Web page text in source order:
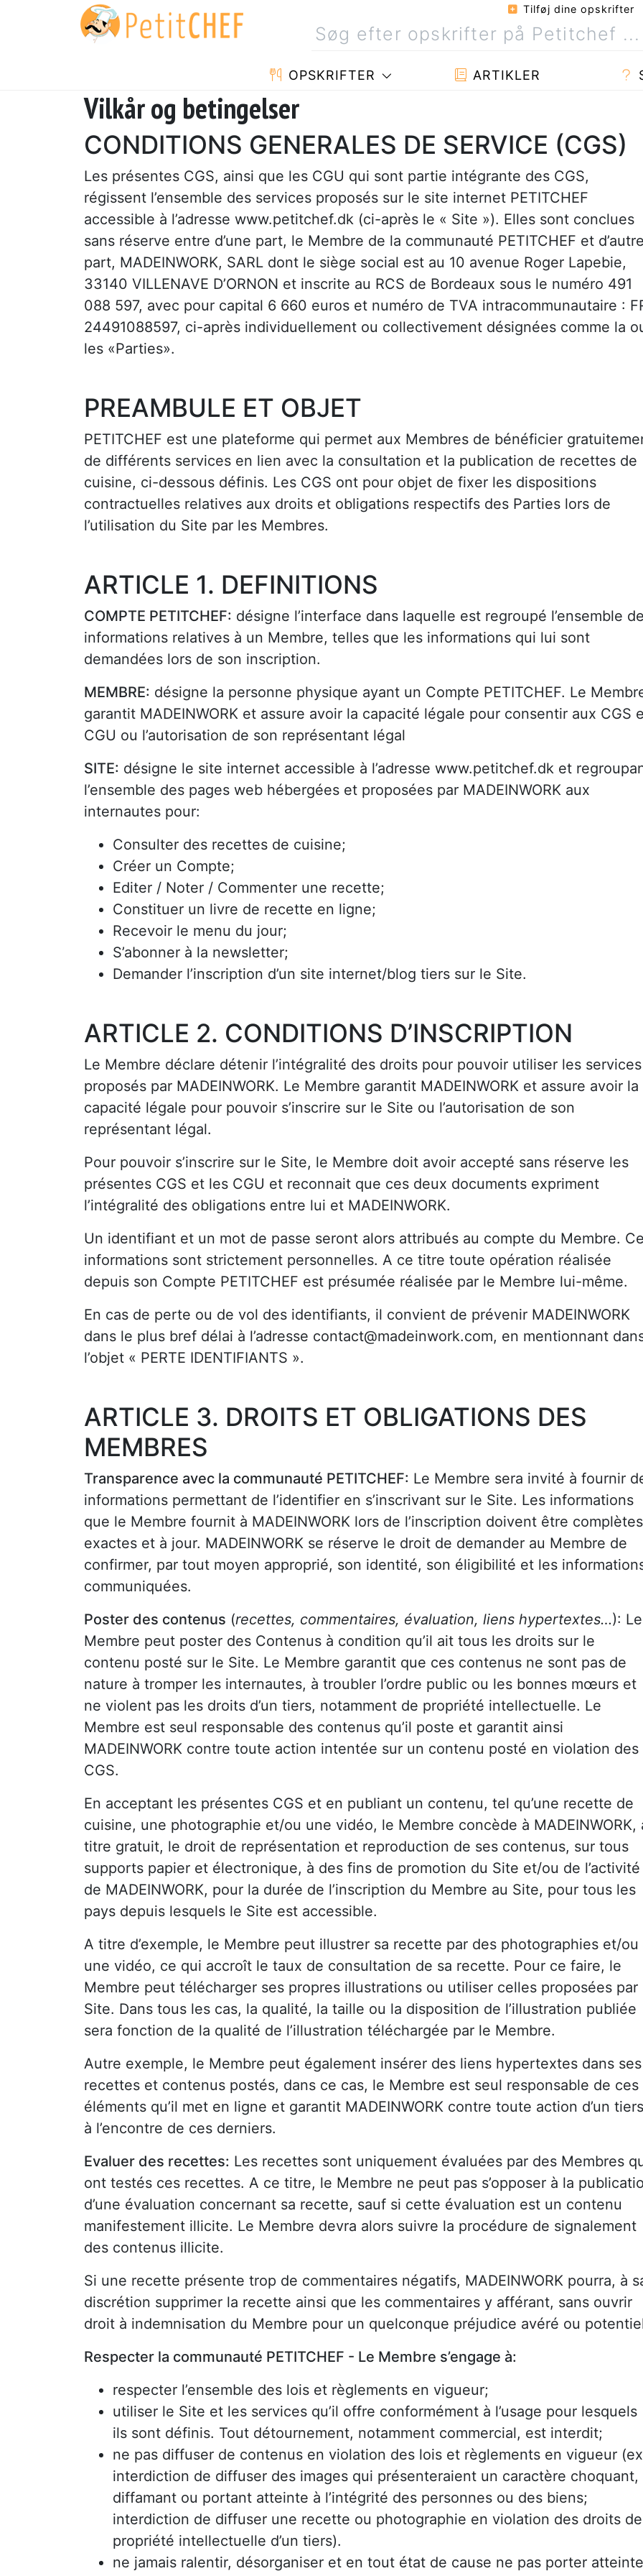
Tilføj dine opskrifter
OPSKRIFTER ARTIKLER
Vilkår og betingelser
CONDITIONS GENERALES DE SERVICE (CGS)
Les présentes CGS, ainsi que les CGU qui sont partie intégrante des CGS,
régissent l’ensemble des services proposés sur le site internet PETITCHEF
accessible à l’adresse www.petitchef.dk (ci-après le « Site »). Elles sont conclues
sans réserve entre d’une part, le Membre de la communauté PETITCHEF et
part, MADEINWORK, SARL dont le siège social est au 10 avenue Roger Lapebie,
33140 VILLENAVE D’ORNON et inscrite au RCS de Bordeaux sous le numéro 491
088 597, avec pour capital 6 660 euros et numéro de TVA intracommunautaire :
24491088597, ci-après individuellement ou collectivement désignées comme la
les «Parties».
PREAMBULE ET OBJET
PETITCHEF est une plateforme qui permet aux Membres de bénéficier
de différents services en lien avec la consultation et la publication de recettes de
cuisine, ci-dessous définis. Les CGS ont pour objet de fixer les dispositions
contractuelles relatives aux droits et obligations respectifs des Parties lors de
l’utilisation du Site par les Membres.
ARTICLE 1. DEFINITIONS
COMPTE PETITCHEF: désigne l’interface dans laquelle est regroupé l’ensemble
informations relatives à un Membre, telles que les informations qui lui sont
demandées lors de son inscription.
MEMBRE: désigne la personne physique ayant un Compte PETITCHEF. Le
garantit MADEINWORK et assure avoir la capacité légale pour consentir aux CGS
CGU ou l’autorisation de son représentant légal
SITE: désigne le site internet accessible à l’adresse www.petitchef.dk et
l’ensemble des pages web hébergées et proposées par MADEINWORK aux
internautes pour:
Consulter des recettes de cuisine;
Créer un Compte;
Editer / Noter / Commenter une recette;
Constituer un livre de recette en ligne;
Recevoir le menu du jour;
S’abonner à la newsletter;
Demander l’inscription d’un site internet/blog tiers sur le Site.
ARTICLE 2. CONDITIONS D’INSCRIPTION
Le Membre déclare détenir l’intégralité des droits pour pouvoir utiliser les services
proposés par MADEINWORK. Le Membre garantit MADEINWORK et assure avoir la
capacité légale pour pouvoir s’inscrire sur le Site ou l’autorisation de son
représentant légal.
Pour pouvoir s’inscrire sur le Site, le Membre doit avoir accepté sans réserve les
présentes CGS et les CGU et reconnait que ces deux documents expriment
l’intégralité des obligations entre lui et MADEINWORK.
Un identifiant et un mot de passe seront alors attribués au compte du Membre.
informations sont strictement personnelles. A ce titre toute opération réalisée
depuis son Compte PETITCHEF est présumée réalisée par le Membre lui-même.
En cas de perte ou de vol des identifiants, il convient de prévenir MADEINWORK
dans le plus bref délai à l’adresse contact@madeinwork.com, en mentionnant
l’objet « PERTE IDENTIFIANTS ».
ARTICLE 3. DROITS ET OBLIGATIONS DES
MEMBRES
Transparence avec la communauté PETITCHEF: Le Membre sera invité à fournir
informations permettant de l’identifier en s’inscrivant sur le Site. Les informations
que le Membre fournit à MADEINWORK lors de l’inscription doivent être
exactes et à jour. MADEINWORK se réserve le droit de demander au Membre de
confirmer, par tout moyen approprié, son identité, son éligibilité et les
communiquées.
Poster des contenus (recettes, commentaires, évaluation, liens hypertextes…): Le
Membre peut poster des Contenus à condition qu’il ait tous les droits sur le
contenu posté sur le Site. Le Membre garantit que ces contenus ne sont pas de
nature à tromper les internautes, à troubler l’ordre public ou les bonnes mœurs et
ne violent pas les droits d’un tiers, notamment de propriété intellectuelle. Le
Membre est seul responsable des contenus qu’il poste et garantit ainsi
MADEINWORK contre toute action intentée sur un contenu posté en violation des
CGS.
En acceptant les présentes CGS et en publiant un contenu, tel qu’une recette de
cuisine, une photographie et/ou une vidéo, le Membre concède à MADEINWORK,
titre gratuit, le droit de représentation et reproduction de ses contenus, sur tous
supports papier et électronique, à des fins de promotion du Site et/ou de l’activité
de MADEINWORK, pour la durée de l’inscription du Membre au Site, pour tous les
pays depuis lesquels le Site est accessible.
A titre d’exemple, le Membre peut illustrer sa recette par des photographies et/ou
une vidéo, ce qui accroît le taux de consultation de sa recette. Pour ce faire, le
Membre peut télécharger ses propres illustrations ou utiliser celles proposées par
Site. Dans tous les cas, la qualité, la taille ou la disposition de l’illustration publiée
sera fonction de la qualité de l’illustration téléchargée par le Membre.
Autre exemple, le Membre peut également insérer des liens hypertextes dans ses
recettes et contenus postés, dans ce cas, le Membre est seul responsable de ces
éléments qu’il met en ligne et garantit MADEINWORK contre toute action d’un tiers
à l’encontre de ces derniers.
Evaluer des recettes: Les recettes sont uniquement évaluées par des Membres
ont testés ces recettes. A ce titre, le Membre ne peut pas s’opposer à la
d’une évaluation concernant sa recette, sauf si cette évaluation est un contenu
manifestement illicite. Le Membre devra alors suivre la procédure de signalement
des contenus illicite.
Si une recette présente trop de commentaires négatifs, MADEINWORK pourra, à
discrétion supprimer la recette ainsi que les commentaires y afférant, sans ouvrir
droit à indemnisation du Membre pour un quelconque préjudice avéré ou
Respecter la communauté PETITCHEF - Le Membre s’engage à:
respecter l’ensemble des lois et règlements en vigueur;
utiliser le Site et les services qu’il offre conformément à l’usage pour lesquels
ils sont définis. Tout détournement, notamment commercial, est interdit;
ne pas diffuser de contenus en violation des lois et règlements en vigueur
interdiction de diffuser des images qui présenteraient un caractère choquant,
diffamant ou portant atteinte à l’intégrité des personnes ou des biens;
interdiction de diffuser une recette ou photographie en violation des droits de
propriété intellectuelle d’un tiers).
ne jamais ralentir, désorganiser et en tout état de cause ne pas porter atteinte